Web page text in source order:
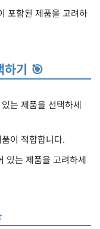
포함된 제품을 고려하
하기 🎯
는 제품을 선택하세
이 적합합니다.
있는 제품을 고려하세